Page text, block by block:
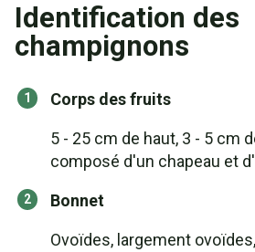
Identification des
champignons
Corps des fruits
5 - 25 cm de haut, 3 - 5 cm
composé d'un chapeau et
Bonnet
Ovoïdes, largement